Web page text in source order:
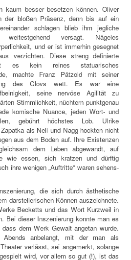
kaum besser besetzen können. Oliver
der bloßen Präsenz, denn bis auf ein
schlagen blieb ihm jegliche
weitestgehend versagt. Nägeles
und er ist immerhin gesegnet
verzichten. Diese streng definierte
es kein reines statuarisches
machte Franz Pätzold mit seiner
des Clovs wett. Es war eine
seine nervöse Agilität zu
Stimmlichkeit, nüchtern punktgenau
komische Nuance, jeden Wort- und
gebührt höchstes Lob. Ulrike
als Nell und Nagg hockten nicht
aus dem Boden auf. Ihre Existenzen
dem Leben abgewandt, auf
wie essen, sich kratzen und dürftig
ihre wenigen „Auftritte“ waren sehens-
die sich durch ästhetische
darstellerischen Können auszeichnete.
Becketts und das Wort Kurzweil in
Bei dieser Inszenierung konnte man es
dem Werk Gewalt angetan wurde.
anbelangt, mit der man als
verlässt, sei angemerkt, solange
wird, vor allem so gut (!), ist das